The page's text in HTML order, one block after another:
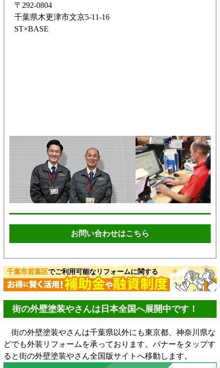
〒292-0804
千葉県木更津市文京5-11-16
ST×BASE
お問い合わせはこちら
千葉市若葉区でご利用可能なリフォームに関する
街の外壁塗装やさんは日本全国へ展開中です！
街の外壁塗装やさんは千葉県以外にも東京都、神奈川県な
どでも外装リフォームを承っております。バナーをタップす
ると街の外壁塗装やさん全国版サイトへ移動します。